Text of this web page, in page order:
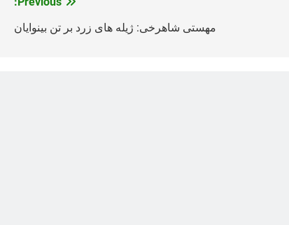
مهستی شاهرخی: ژیله های زرد بر تن بینوایان